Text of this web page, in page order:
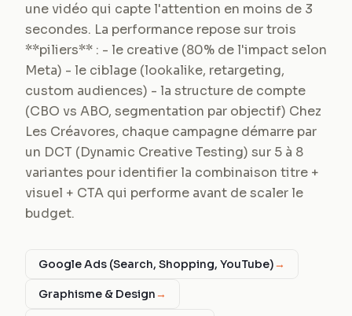
une vidéo qui capte l'attention en moins de 3
secondes. La performance repose sur trois
**piliers** : - le creative (80% de l'impact selon
Meta) - le ciblage (lookalike, retargeting,
custom audiences) - la structure de compte
(CBO vs ABO, segmentation par objectif) Chez
Les Créavores, chaque campagne démarre par
un DCT (Dynamic Creative Testing) sur 5 à 8
variantes pour identifier la combinaison titre +
visuel + CTA qui performe avant de scaler le
budget.
Google Ads (Search, Shopping, YouTube)→
Graphisme & Design→